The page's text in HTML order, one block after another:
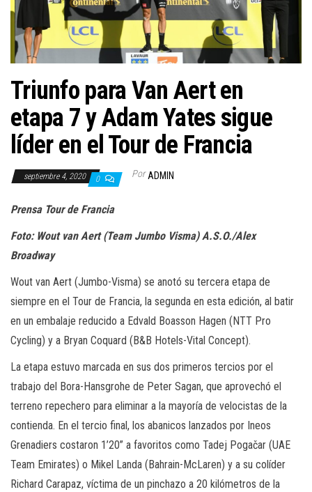
ó
Triunfo para Van Aert en
etapa 7 y Adam Yates sigue
líder en el Tour de Francia
septiembre 4, 2020 0 Por ADMIN
Prensa Tour de Francia
Foto: Wout van Aert (Team Jumbo Visma) A.S.O./Alex
Broadway
Wout van Aert (Jumbo-Visma) se anotó su tercera etapa de
siempre en el Tour de Francia, la segunda en esta edición, al batir
en un embalaje reducido a Edvald Boasson Hagen (NTT Pro
Cycling) y a Bryan Coquard (B&B Hotels-Vital Concept).
La etapa estuvo marcada en sus dos primeros tercios por el
trabajo del Bora-Hansgrohe de Peter Sagan, que aprovechó el
terreno repechero para eliminar a la mayoría de velocistas de la
contienda. En el tercio final, los abanicos lanzados por Ineos
Grenadiers costaron 1’20” a favoritos como Tadej Pogačar (UAE
Team Emirates) o Mikel Landa (Bahrain-McLaren) y a su colíder
Richard Carapaz, víctima de un pinchazo a 20 kilómetros de la